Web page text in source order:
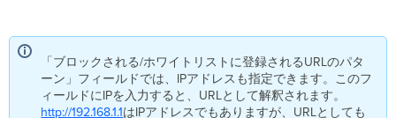
ン
テ
ン
ツ
「ブロックされる/ホワイトリストに登録されるURLのパタ
ーン」フィールドでは、IPアドレスも指定できます。このフ
ィールドにIPを入力すると、URLとして解釈されます。
http://192.168.1.1はIPアドレスでもありますが、URLとしても